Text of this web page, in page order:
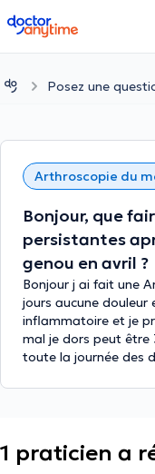
doctoranytime
Posez une
Arthroscopie du
Bonjour, que
persistantes
genou en avril ?
Bonjour j ai fait une
jours aucune douleur
inflammatoire et je
mal je dors peut être
toute la journée des
1 praticien a